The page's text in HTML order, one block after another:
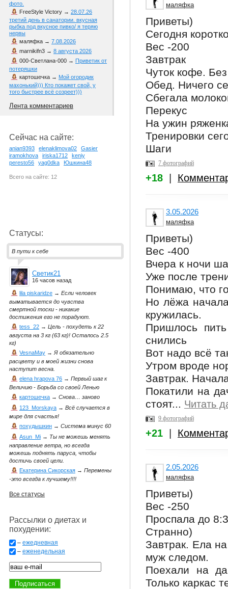
маляфка
Приветы)
Сегодня
Вес -200
Завтрак
Чуток кофе.
Обед. Ничего
Сбегала
Перекус
На ужин
Тренировки
Шаги
7 фотографий
+18
3.05.2026
маляфка
Приветы)
Вес -400
Вчера к ночи
Уже после
Понимаю, что
Но лёжа
кружилась.
Пришлось
снились
Вот надо всё
Утром вроде
Завтрак.
Покатили на
стоят... Читать
9 фотографий
+21
2.05.2026
маляфка
Приветы)
Вес -250
Проспала до
Странно)
Завтрак. Ела
муж следом.
Поехали на
Только каркас
фото.
FreeStyle Victory → 28.07.26
третий день в санатории. вкусная
рыбка под вкусное пивко/ я теряю
нервы
маляфка → 7.08.2026
marnikifn3 → 8 августа 2026
000-Светлана-000 → Приветик от
потеряшки
картошечка → Мой огородик
махонький))) Кто покажет свой, у
того быстрее всё созреет)))
Лента комментариев
Сейчас на сайте:
anian9393 elenaklimova02
Gasier
iramokhova
iriska1712
keniy
peresto56
yag0dka Юшкина48
Всего на сайте: 12
Статусы:
В пути к себе
Светик21
16 часов назад
lila piskaridze → Если человек
выматывается до чувства
смертной тоски - никакие
достижения его не порадуют.
tess_22 → Цель - похудеть к 22
августа на 3 кг (63 кг)! Осталось 2.5
кг)
VesnaMay →Я обязательно
расцвету и в моей жизни снова
наступит весна.
elena hrapova 76 → Первый шаг к
Величию - Борьба со своей Ленью
картошечка → Снова… заново
123_Morskaya → Всё случается в
мире для счастья!
похудышкин → Система минус 60
Asun_Mi → Ты не можешь менять
направление ветра, но всегда
можешь поднять паруса, чтобы
достичь своей цели.
Екатерина Сикорская → Перемены
-это всегда к лучшему!!!!
Все статусы
Рассылки о диетах и
похудении:
– ежедневная
– еженедельная